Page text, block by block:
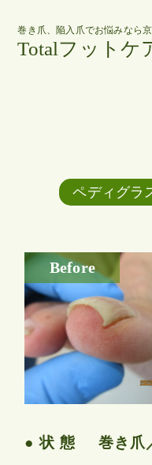
巻き爪、陥入爪でお悩みなら
Totalフットケ
ペディグラ
Before
状 態 巻き爪